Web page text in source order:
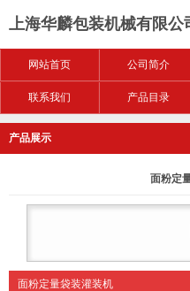
上海华麟包装机械有限公
网站首页 公司简介
联系我们 产品目录
产品展示
面粉定
面粉定量袋装灌装机